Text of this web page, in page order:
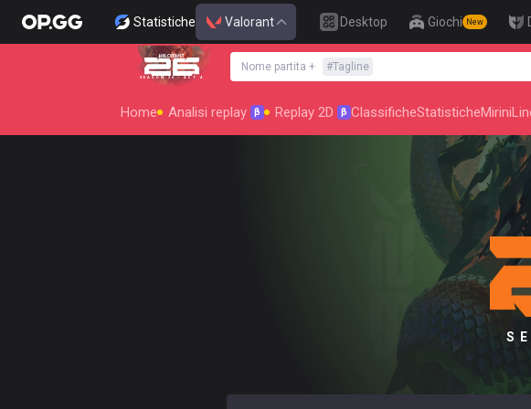
Statistiche Valorant Desktop Giochi New
SEASON 26 : ACT 4
Nome partita + #Tagline
Home Analisi replay β Replay 2D β ClassificheStatisticheMirini